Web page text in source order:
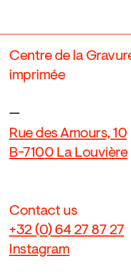
Centre de la
imprimée
—
Rue des Amours, 10
B-7100 La Louvière
Contact us
+32 (0) 64 27 87 27
Instagram